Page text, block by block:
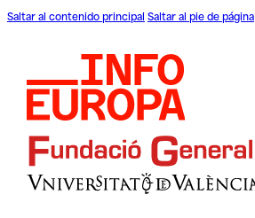
Saltar al contenido principal Saltar al pie de página